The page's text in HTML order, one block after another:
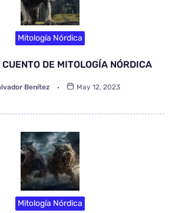
Mitología Nórdica
DE MITOLOGÍA NÓRDICA
Benítez May 12, 2023
Mitología Nórdica